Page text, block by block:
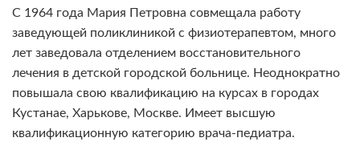
С 1964 года Мария Петровна совмещала работу
заведующей поликлиникой с физиотерапевтом, много
лет заведовала отделением восстановительного
лечения в детской городской больнице. Неоднократно
повышала свою квалификацию на курсах в городах
Кустанае, Харькове, Москве. Имеет высшую
квалификационную категорию врача-педиатра.